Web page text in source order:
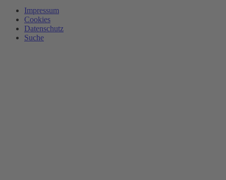
Impressum
Cookies
Datenschutz
Suche